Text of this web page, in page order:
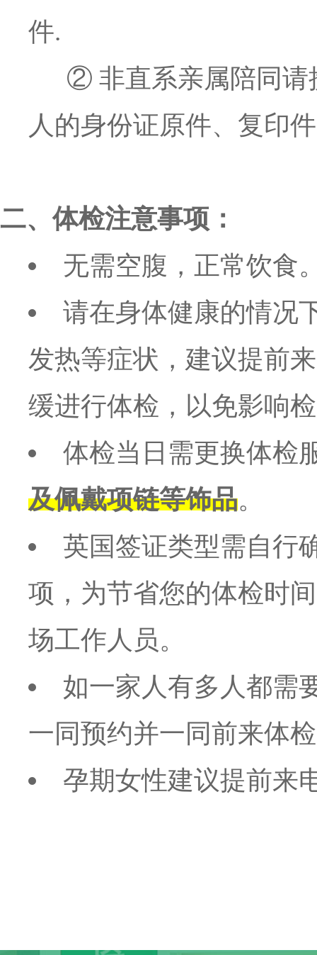
件.
② 非直系亲属陪同请
人的身份证原件、复印
二、体检注意事项：
无需空腹，正常饮食
请在身体健康的情况
发热等症状，建议提前
缓进行体检，以免影响
体检当日需更换体检
及佩戴项链等饰品。
英国签证类型需自行
项，为节省您的体检时
场工作人员。
如一家人有多人都需
一同预约并一同前来体
孕期女性建议提前来